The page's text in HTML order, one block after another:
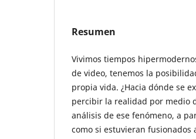
Resumen
Vivimos tiempos
de video, tenemos la
propia vida. ¿Hacia dónde se
percibir la realidad por medio
análisis de ese fenómeno, a
como si estuvieran fusionados